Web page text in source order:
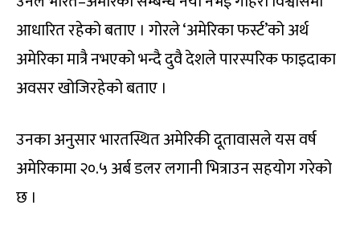
आधारित रहेको बताए । गोरले ‘अमेरिका फर्स्ट’को अर्थ
अमेरिका मात्रै नभएको भन्दै दुवै देशले पारस्परिक फाइदाका
अवसर खोजिरहेको बताए ।
उनका अनुसार भारतस्थित अमेरिकी दूतावासले यस वर्ष
अमेरिकामा २०.५ अर्ब डलर लगानी भित्राउन सहयोग गरेको
छ ।